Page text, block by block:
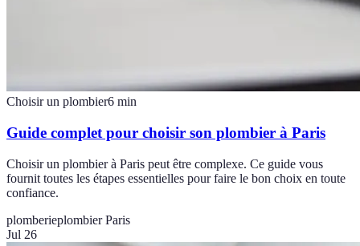
Choisir un plombier6 min
Guide complet pour choisir son plombier à Paris
Choisir un plombier à Paris peut être complexe. Ce guide vous
fournit toutes les étapes essentielles pour faire le bon choix en toute
confiance.
plomberieplombier Paris
Jul 26